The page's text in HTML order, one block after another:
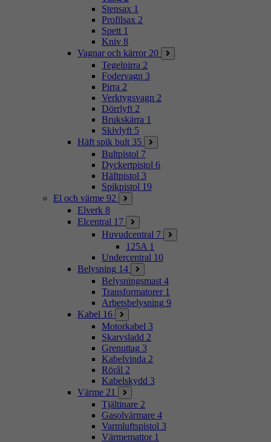
Stensax 1
Profilsax 2
Spett 1
Kniv 8
Vagnar och kärror 20
Tegelpirra 2
Fodervagn 3
Pirra 2
Verktygsvagn 2
Dörrlyft 2
Brukskärra 1
Skivlyft 5
Häft spik bult 35
Bultpistol 7
Dyckertpistol 6
Häftpistol 3
Spikpistol 19
El och värme 92
Elverk 8
Elcentral 17
Huvudcentral 7
125A 1
Undercentral 10
Belysning 14
Belysningsmast 4
Transformatorer 1
Arbetsbelysning 9
Kabel 16
Motorkabel 3
Skarvsladd 2
Grenuttag 3
Kabelvinda 2
Rörål 2
Kabelskydd 3
Värme 21
Tjältinare 2
Gasolvärmare 4
Varmluftspistol 3
Värmemattor 1